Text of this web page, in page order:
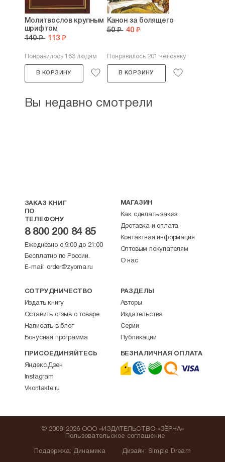
Молитвослов крупным
шрифтом
140 ₽ 113 ₽
Понравилось 163 людям
В КОРЗИНУ
Канон за болящего
50 ₽ 40 ₽
Понравилось 201 человеку
В КОРЗИНУ
Вы недавно смотрели
ЗАКАЗ КНИГ
ПО
ТЕЛЕФОНУ
8 800 200 84 85
Ежедневно с 9:00 до 21:00
Бесплатно по России.
E-mail: order@zyorna.ru
МАГАЗИН
Как сделать заказ
Доставка и оплата
Контактная информация
Оптовым покупателям
О нас
СОТРУДНИЧЕСТВО
Издать книгу
Оставить отзыв о товаре
Написать в блог
Бонусная программа
РАЗДЕЛЫ
Авторы
Издательства
Серии
Публикации
ПРИСОЕДИНЯЙТЕСЬ
Яндекс.Дзен
Instagram
Vkontakte.ru
БЕЗНАЛИЧНАЯ ОПЛАТА
Поддержка: Динамика
© 2008-2026 ООО «ИЗДАТЕЛЬСТВО «ЗЁРНА»
Пользовательское соглашение
Дизайн: Simple Dream